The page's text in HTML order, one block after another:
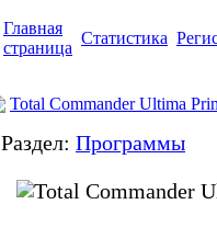
Главная
страница
Статистика
Total Commander Ultima
Раздел: Программы